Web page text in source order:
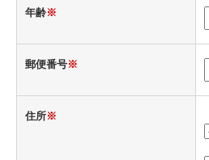
年齢※
郵便番号※
住所※